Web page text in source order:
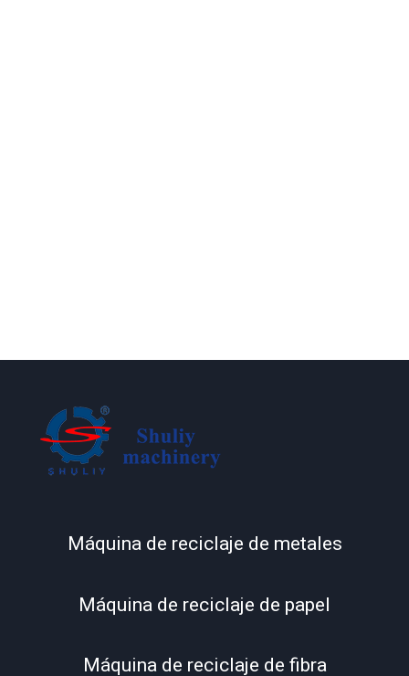
Máquina de reciclaje de metales
Máquina de reciclaje de papel
Máquina de reciclaje de fibra